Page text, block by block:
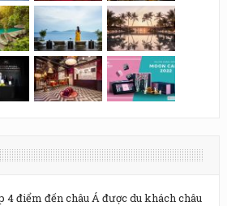
4 điểm đến châu Á được du khách châu